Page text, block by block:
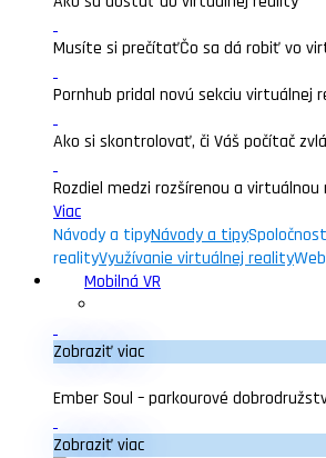
Musíte si prečítaťČo sa dá robiť vo
Pornhub pridal novú sekciu virtuálnej
Ako si skontrolovať, či Váš počítač
Rozdiel medzi rozšírenou a
Viac
Návody a tipyNávody a tipy
realityVyužívanie virtuálnej reality
Mobilná VR
Zobraziť viac
Ember Soul – parkourové
Zobraziť viac